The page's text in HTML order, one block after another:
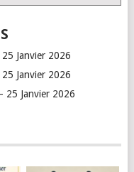
Janvier 2026
Janvier 2026
25 Janvier 2026